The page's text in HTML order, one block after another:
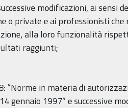
modificazioni, ai sensi
private e ai professionisti
alla loro funzionalità
raggiunti;
“Norme in materia di
gennaio 1997” e successive